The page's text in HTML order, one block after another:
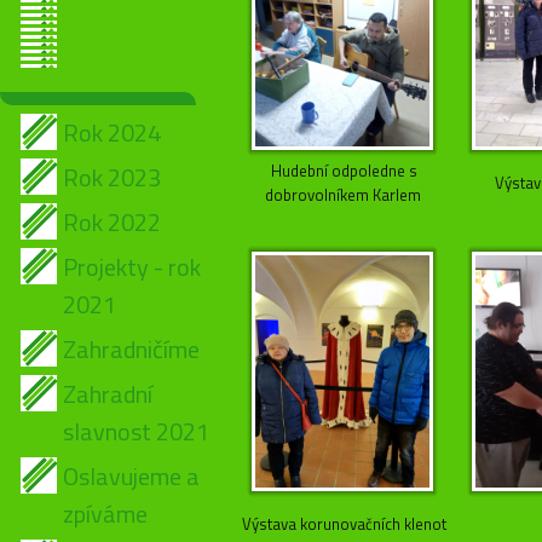
Rok 2024
Rok 2023
Rok 2022
Projekty - rok
2021
Zahradničíme
Zahradní
slavnost 2021
Oslavujeme a
zpíváme
Hudební odpoledne s
dobrovolníkem Karlem
Výstava korunovačních klenot